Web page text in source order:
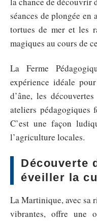
séances de plongée en
tortues de mer et les
magiques au cours de
La Ferme
expérience idéale
d’âne, les
ateliers pédagogiques
C’est une façon
l’agriculture locales.
Découverte
éveiller la
La Martinique, avec sa
vibrantes, offre une